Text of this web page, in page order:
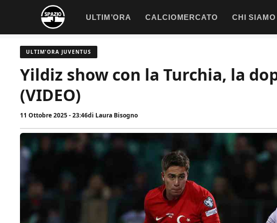
contenuto
ULTIM’ORA CALCIOMERCATO CHI SIAMO
ULTIM'ORA JUVENTUS
Yildiz show con la Turchia, la
(VIDEO)
11 Ottobre 2025 - 23:46di Laura Bisogno